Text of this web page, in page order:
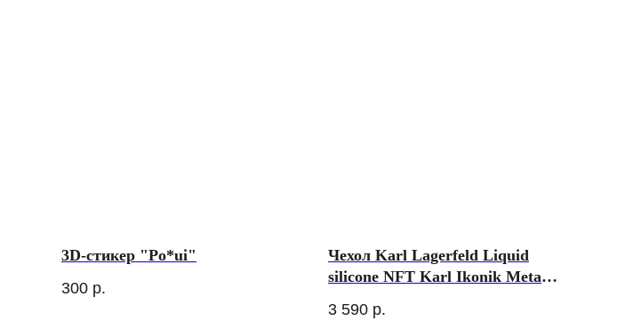
3D-стикер "Po*ui"
300 р.
Чехол Karl Lagerfeld Liquid
silicone NFT Karl Ikonik Metal
17 Pro Max, White
3 590 р.